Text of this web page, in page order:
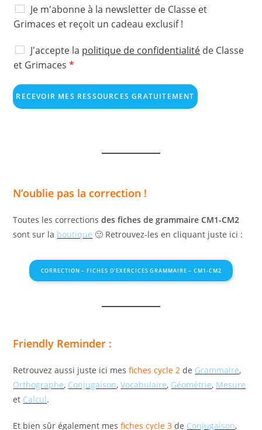
N
e
w
s
l
e
t
e
Je m'abonne à la newsletter de Classe et
Grimaces et reçoit un cadeau exclusif !
P
i
x
l
s
a
c
d
ê
t
i
(
e
)
v
a
A
c
c
o
r
d
J'accepte la politique de confidentialité de Classe
et Grimaces*
RECEVOIR MES RESSOURCES GRATUITEMENT
N’oublie pas la correction !
Toutes les correctionsdes fiches de grammaire CM1-CM2
sont sur la boutique 🙂 Retrouvez-les en cliquant juste ici :
CORRECTION – FICHES D’EXERCICES GRAMMAIRE – CM1-CM2
Friendly Reminder :
Retrouvez aussi juste ici mesfiches cycle 2 de Grammaire,
Orthographe, Conjugaison, Vocabulaire, Géométrie, Mesure
et Calcul.
Et bien sûr également mesfiches cycle 3de Conjugaison,